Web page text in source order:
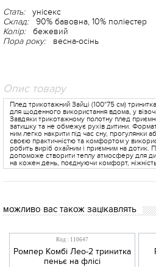
Стать: унісекс
Склад: 90% бавовна, 10% поліестер
Колір: бежевий
Пора року: весна-осінь
Опис товару
Плед трикотажний Зайці (100*75 см)
для щоденного використання вдома, у
Завдяки трикотажному полотну плед
затишку та не обмежує рухів дитини.
ним легко накрити під час сну, прогулянки
своєю практичністю та комфортом у
робить виріб охайним і приємним на дотик.
допоможе створити теплу атмосферу для
на кожен день, поєднуючи комфорт,
можливо вас також зацікавлять
Код : 110647
Ромпер Комбі Лео-2 тринитка
пеньє на флісі